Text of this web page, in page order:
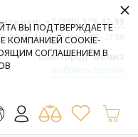
нам: +7 (980) 379-42-99
09:00 - 19:00 Сб-Вс: 10:00 - 17:00
Ваш город:Белиз
ВЫ ПОДТВЕРЖДАЕТЕ
COOKIE-
СОГЛАШЕНИЕМ В
×